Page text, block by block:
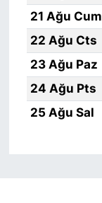
21 Ağu Cum
22 Ağu Cts
23 Ağu Paz
24 Ağu Pts
25 Ağu Sal